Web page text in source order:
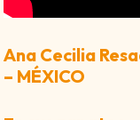
Ana Cecilia
– MÉXICO